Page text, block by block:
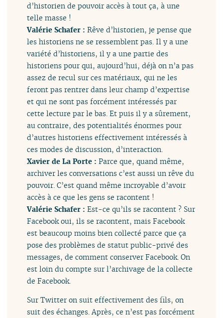
d’historien de pouvoir accès à tout ça, à une
telle masse !
Valérie Schafer :Rêve d’historien, je pense que
les historiens ne se ressemblent pas. Il y a une
variété d’historiens, il y a une partie des
historiens pour qui, aujourd’hui, déjà on n’a pas
assez de recul sur ces matériaux, qui ne les
feront pas rentrer dans leur champ d’expertise
et qui ne sont pas forcément intéressés par
cette lecture par le bas. Et puis il y a sûrement,
au contraire, des potentialités énormes pour
d’autres historiens effectivement intéressés à
ces modes de discussion, d’interaction.
Xavier de La Porte :Parce que, quand même,
archiver les conversations c’est aussi un rêve du
pouvoir. C’est quand même incroyable d’avoir
accès à ce que les gens se racontent !
Valérie Schafer :Est-ce qu’ils se racontent ? Sur
Facebook oui, ils se racontent, mais Facebook
est beaucoup moins bien collecté parce que ça
pose des problèmes de statut public-privé des
messages, de comment conserver Facebook. On
est loin du compte sur l’archivage de la collecte
de Facebook.
Sur Twitter on suit effectivement des fils, on
suit des échanges. Après, ce n’est pas forcément